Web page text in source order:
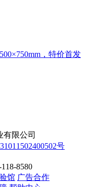
，特价首发
有限公司
号
8580
馆 广告合作